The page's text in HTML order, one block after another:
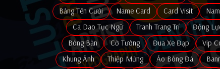
Bảng Tên Cưới
Name Card Card Visit
Ca Dao Tục Ngữ
Tranh Trang Trí Động
Bóng Bàn
Cờ Tướng Đua Xe Đạp Vip
Khung Ảnh
Thiệp Mừng Áo Bóng Đá